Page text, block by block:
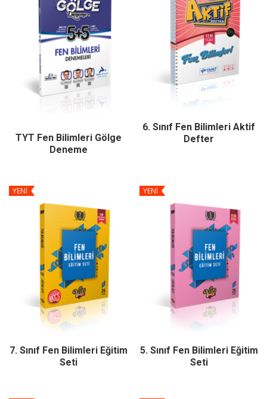
TYT Fen Bilimleri Gölge
Deneme
6. Sınıf Fen Bilimleri Aktif
Defter
YENİ
7. Sınıf Fen Bilimleri Eğitim
Seti
YENİ
5. Sınıf Fen Bilimleri Eğitim
Seti